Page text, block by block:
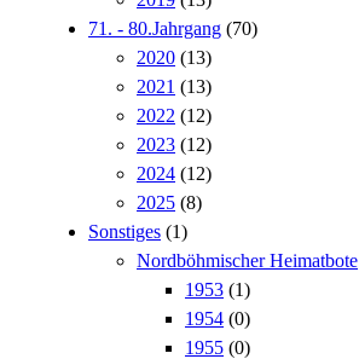
71. - 80.Jahrgang (70)
2020 (13)
2021 (13)
2022 (12)
2023 (12)
2024 (12)
2025 (8)
Sonstiges (1)
Nordböhmischer Heimatbote
1953 (1)
1954 (0)
1955 (0)